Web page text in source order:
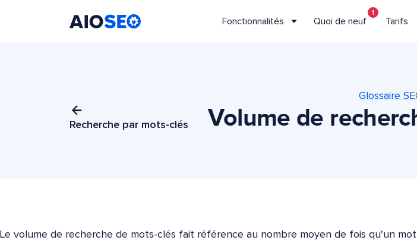
Fonctionnalités Quoi de neuf
1
Tarifs
Recherche par mots-clés
Glossaire
Volume de
Le volume de recherche de mots-clés fait référence au nombre moyen de fois qu'un